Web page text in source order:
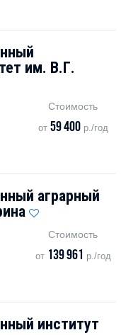
им. В.Г.
Стоимость
от 59 400р./год
аграрный
Стоимость
от 139 961 р./год
институт